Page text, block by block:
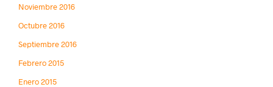
Noviembre 2016
Octubre 2016
Septiembre 2016
Febrero 2015
Enero 2015